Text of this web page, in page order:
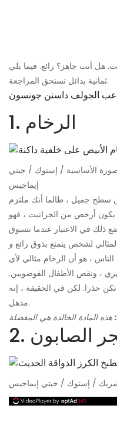
هل أنت جاهز؟ رائع. فيما يلي
ثمانية بدائل تستحق المراجعة.
الجولف داستن جونسون
1. الرخام
الأساسية / إستوك / جيتي
إيماجيس
سطح جميل ، طالما أنك ملتزم
يكون أرخص من الجرانيت ، فهو
لشخص يتمتع بذوق رائع و
الناس ، هو أن الرخام مثالي لأي
، ونقص الأطفال الفوضويين.
حذرا. لكن في الحقيقة ، إنه
مذهل.
الصابون
/ إستوك / جيتي إيماجيس